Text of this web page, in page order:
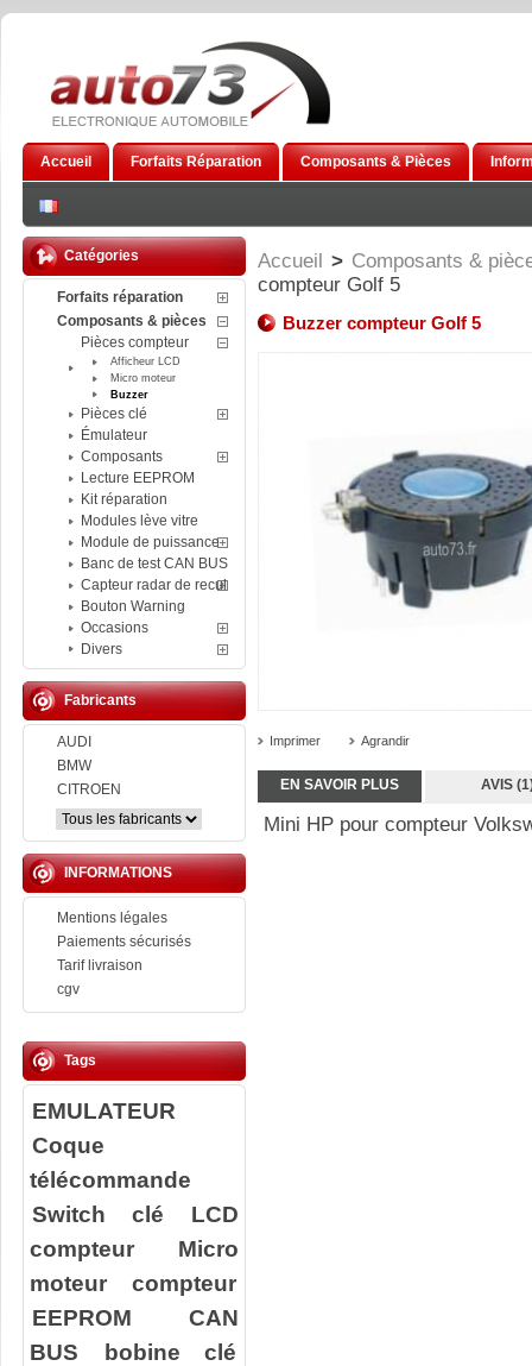
Accueil Forfaits Réparation Composants & Pièces
Catégories
Forfaits réparation
Composants & pièces
Pièces compteur
Afficheur LCD
Micro moteur
Buzzer
Pièces clé
Émulateur
Composants
Lecture EEPROM
Kit réparation
Modules lève vitre
Module de puissance
Banc de test CAN BUS
Capteur radar de recul
Bouton Warning
Occasions
Divers
Fabricants
AUDI
BMW
CITROEN
INFORMATIONS
Mentions légales
Paiements sécurisés
Tarif livraison
cgv
Tags
EMULATEUR
Coque
télécommande
Switch clé
LCD
compteur
Micro
moteur compteur
EEPROM
CAN
BUS
bobine clé
Accueil > Composants &
compteur Golf 5
Buzzer compteur Golf 5
Imprimer Agrandir
EN SAVOIR PLUS AVIS
Mini HP pour compteur